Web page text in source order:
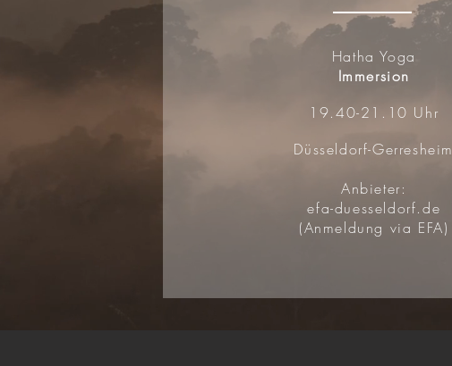
Hatha Yoga
Immersion
19.40-21.10 Uhr
Düsseldorf-Gerresheim
Anbieter:
efa-duesseldorf.de
(Anmeldung via EFA)